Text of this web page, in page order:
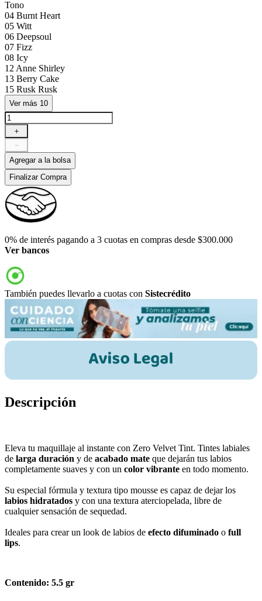
Tono
04 Burnt Heart
05 Witt
06 Deepsoul
07 Fizz
08 Icy
12 Anne Shirley
13 Berry Cake
15 Rusk Rusk
Ver más 10
＋
－
Agregar a la bolsa
Finalizar Compra
0% de interés pagando a 3 cuotas en compras desde $300.000
Ver bancos
También puedes llevarlo a cuotas con Sistecrédito
Descripción
Eleva tu maquillaje al instante con Zero Velvet Tint. Tintes labiales
de larga duración y de acabado mate que dejarán tus labios
completamente suaves y con un color vibrante en todo momento.
Su especial fórmula y textura tipo mousse es capaz de dejar los
labios hidratados y con una textura aterciopelada, libre de
cualquier sensación de sequedad.
Ideales para crear un look de labios de efecto difuminado o full
lips.
Contenido: 5.5 gr